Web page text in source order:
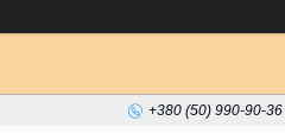
+380 (50) 990-90-36